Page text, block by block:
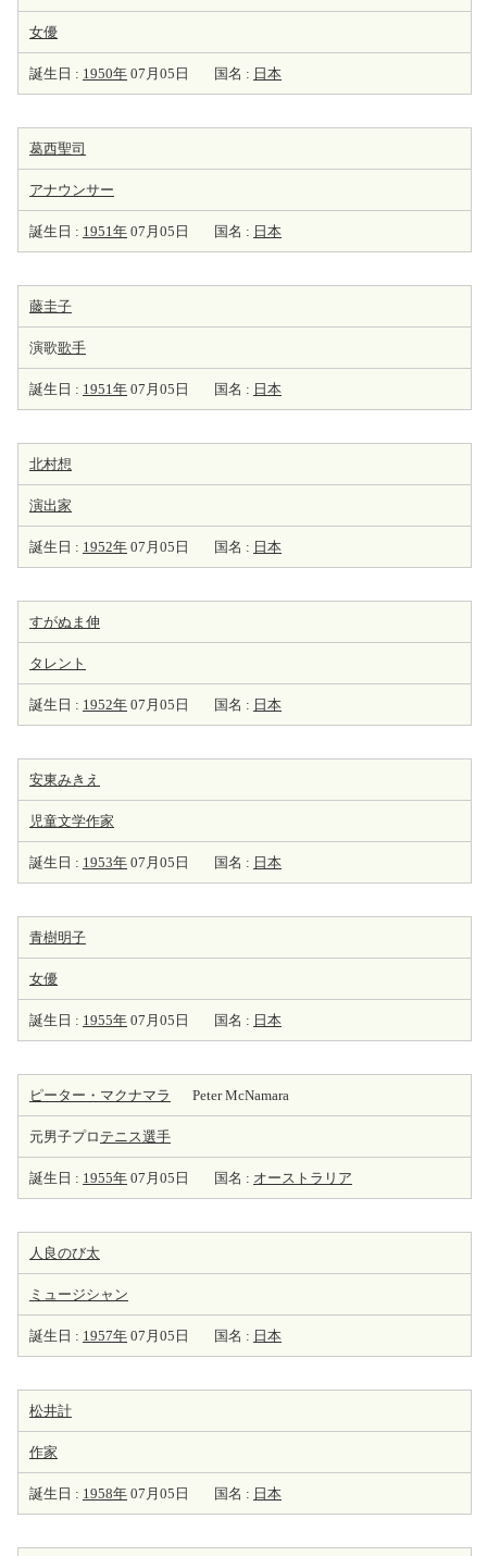
女優
誕生日 : 1950年 07月05日 国名 : 日本
葛西聖司
アナウンサー
誕生日 : 1951年 07月05日 国名 : 日本
藤圭子
演歌歌手
誕生日 : 1951年 07月05日 国名 : 日本
北村想
演出家
誕生日 : 1952年 07月05日 国名 : 日本
すがぬま伸
タレント
誕生日 : 1952年 07月05日 国名 : 日本
安東みきえ
児童文学作家
誕生日 : 1953年 07月05日 国名 : 日本
青樹明子
女優
誕生日 : 1955年 07月05日 国名 : 日本
ピーター・マクナマラ Peter McNamara
元男子プロ テニス選手
誕生日 : 1955年 07月05日 国名 : オーストラリア
人良のび太
ミュージシャン
誕生日 : 1957年 07月05日 国名 : 日本
松井計
作家
誕生日 : 1958年 07月05日 国名 : 日本